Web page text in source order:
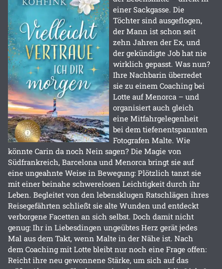
einer Sackgasse. Die
Töchter sind ausgeflogen,
der Mann ist schon seit
zehn Jahren der Ex, und
der gekündigte Job hat nie
wirklich gepasst. Was nun?
Ihre Nachbarin überredet
sie zu einem Coaching bei
Lotte auf Menorca – und
organisiert auch gleich
eine Mitfahrgelegenheit
bei dem tiefenentspannten
Fotografen Malte. Wie
könnte Carin da noch Nein sagen? Die Magie von
Südfrankreich, Barcelona und Menorca bringt sie auf
eine ungeahnte Weise in Bewegung: Plötzlich tanzt sie
mit einer beinahe schwerelosen Leichtigkeit durch ihr
Leben. Begleitet von den lebensklugen Ratschlägen ihres
Reisegefährten schließt sie alte Wunden und entdeckt
verborgene Facetten an sich selbst. Doch damit nicht
genug: Ihr in Liebesdingen ungeübtes Herz gerät jedes
Mal aus dem Takt, wenn Malte in der Nähe ist. Nach
dem Coaching mit Lotte bleibt nur noch eine Frage offen:
Reicht ihre neu gewonnene Stärke, um sich auf das